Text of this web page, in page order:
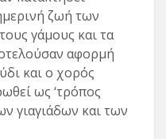
ζωή των
γάμους και τα
αφορμή
και ο χορός
ως ‘τρόπος
γιαγιάδων και των